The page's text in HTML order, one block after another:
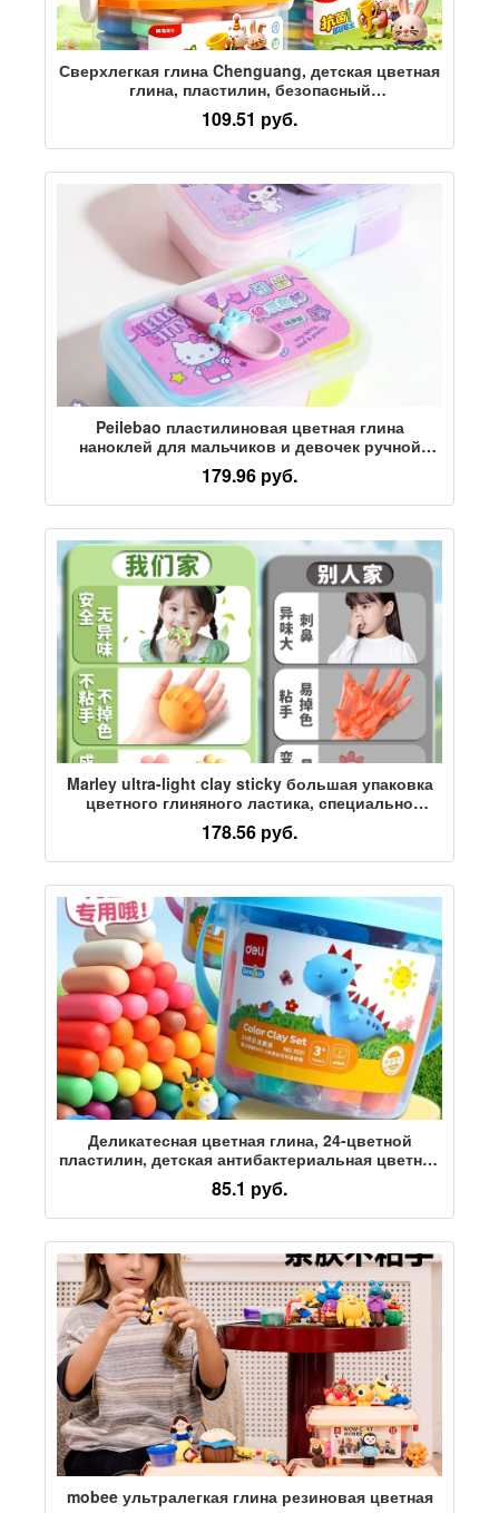
Сверхлегкая глина Chenguang, детская цветная
глина, пластилин, безопасный
антибактериальный материал для
воспитанников детского сада, специальный
материал ручной работы, набор глиняных
пластилин
109.51 руб.
Peilebao пластилиновая цветная глина
наноклей для мальчиков и девочек ручной
работы diy подлинный мультфильм
179.96 руб.
Marley ultra-light clay sticky большая упаковка
цветного глиняного ластика, специально
предназначенного для учащихся начальной
школы в детском саду, безопасные
инструменты ручной работы для
178.56 руб.
Деликатесная цветная глина, 24-цветной
пластилин, детская антибактериальная цветная
глина, детский сад, ученики специальной
начальной школы, сделай сам, ручная работа,
12-цветная бочковая игрушка, стандартный
форма
85.1 руб.
mobee ультралегкая глина резиновая цветная